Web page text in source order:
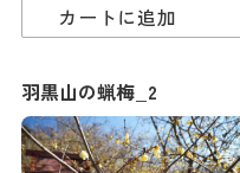
カートに追加
羽黒山の蝋梅_2